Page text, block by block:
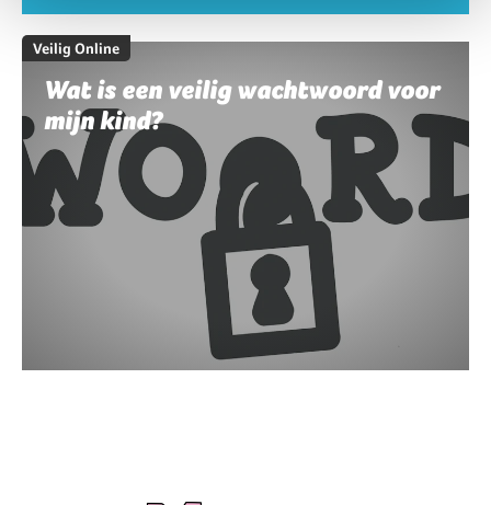
Veilig Online
Wat is een veilig wachtwoord voor
mijn kind?